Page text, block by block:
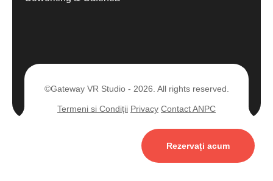
©Gateway VR Studio - 2026. All rights reserved.
Termeni si Condiții Privacy Contact ANPC
Rezervați acum